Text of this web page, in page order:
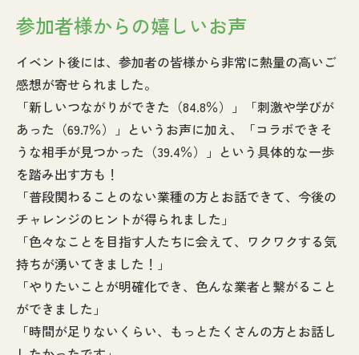
参加者様からの嬉しいお声
イベント後には、参加者の皆様から非常に熱量の高いご
感想が寄せられました。
「新しいつながりができた（84.8％）」「刺激や学びが
あった（69.7％）」というお声に加え、「コラボできそ
うな相手が見つかった（39.4％）」という具体的な一歩
を踏み出す方も！
「普段関わることのない業種の方とお話できて、今後の
チャレンジのヒントが得られました」
「色々なことを目指す人たちに会えて、ワクワクする気
持ちが湧いてきました！」
「やりたいことが明確化でき、色んな業者と繋がること
ができました」
「時間が足りないくらい、もっとたくさんの方とお話し